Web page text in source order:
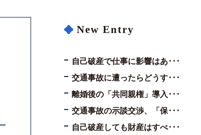
New Entry
自己破産で仕事に影響はあ･･･
交通事故に遭ったらどうす･･･
離婚後の「共同親権」導入･･･
交通事故の示談交渉、「保･･･
自己破産しても財産はすべ･･･